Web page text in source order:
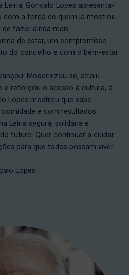
Leiria, Gonçalo Lopes apresenta-
com a força de quem já mostrou
fazer ainda mais.
de estar, um compromisso
do concelho e com o bem-estar
Modernizou-se, atraiu
e reforçou o acesso à cultura, à
Lopes mostrou que sabe
e com resultados.
Leiria segura, solidária e
futuro. Quer continuar a cuidar
para que todos possam viver
Lopes.